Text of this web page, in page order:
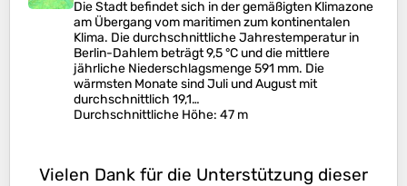
Die Stadt befindet sich in der gemäßigten Klimazone
am Übergang vom maritimen zum kontinentalen
Klima. Die durchschnittliche Jahrestemperatur in
Berlin-Dahlem beträgt 9,5 °C und die mittlere
jährliche Niederschlagsmenge 591 mm. Die
wärmsten Monate sind Juli und August mit
durchschnittlich 19,1…
Durchschnittliche Höhe: 47 m
Vielen Dank für die Unterstützung dieser